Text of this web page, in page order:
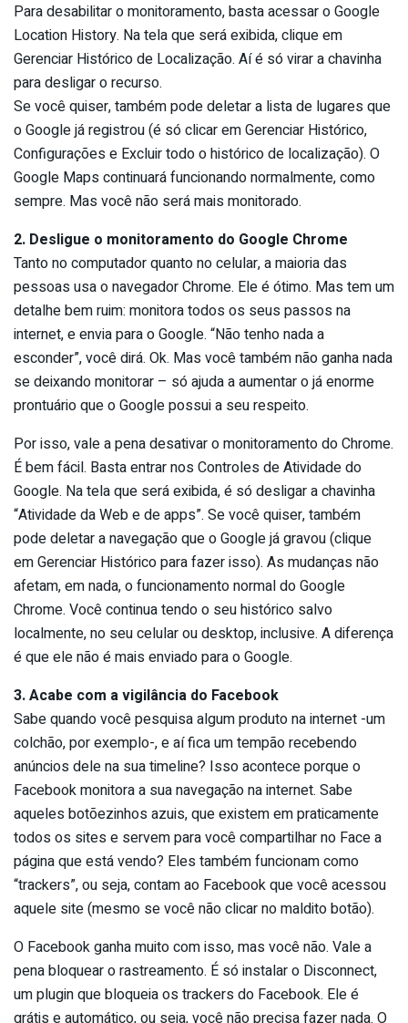
Para desabilitar o monitoramento, basta acessar o Google
Location History. Na tela que será exibida, clique em
Gerenciar Histórico de Localização. Aí é só virar a chavinha
para desligar o recurso.
Se você quiser, também pode deletar a lista de lugares que
o Google já registrou (é só clicar em Gerenciar Histórico,
Configurações e Excluir todo o histórico de localização). O
Google Maps continuará funcionando normalmente, como
sempre. Mas você não será mais monitorado.
2. Desligue o monitoramento do Google Chrome
Tanto no computador quanto no celular, a maioria das
pessoas usa o navegador Chrome. Ele é ótimo. Mas tem um
detalhe bem ruim: monitora todos os seus passos na
internet, e envia para o Google. “Não tenho nada a
esconder”, você dirá. Ok. Mas você também não ganha nada
se deixando monitorar – só ajuda a aumentar o já enorme
prontuário que o Google possui a seu respeito.
Por isso, vale a pena desativar o monitoramento do Chrome.
É bem fácil. Basta entrar nos Controles de Atividade do
Google. Na tela que será exibida, é só desligar a chavinha
“Atividade da Web e de apps”. Se você quiser, também
pode deletar a navegação que o Google já gravou (clique
em Gerenciar Histórico para fazer isso). As mudanças não
afetam, em nada, o funcionamento normal do Google
Chrome. Você continua tendo o seu histórico salvo
localmente, no seu celular ou desktop, inclusive. A diferença
é que ele não é mais enviado para o Google.
3. Acabe com a vigilância do Facebook
Sabe quando você pesquisa algum produto na internet -um
colchão, por exemplo-, e aí fica um tempão recebendo
anúncios dele na sua timeline? Isso acontece porque o
Facebook monitora a sua navegação na internet. Sabe
aqueles botõezinhos azuis, que existem em praticamente
todos os sites e servem para você compartilhar no Face a
página que está vendo? Eles também funcionam como
“trackers”, ou seja, contam ao Facebook que você acessou
aquele site (mesmo se você não clicar no maldito botão).
O Facebook ganha muito com isso, mas você não. Vale a
pena bloquear o rastreamento. É só instalar o Disconnect,
um plugin que bloqueia os trackers do Facebook. Ele é